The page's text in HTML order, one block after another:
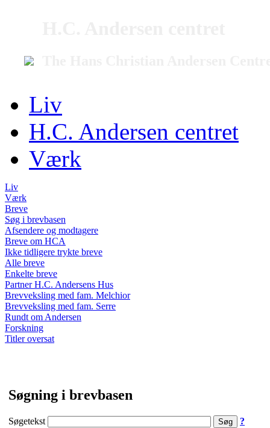
Liv
H.C. Andersen centret
Værk
Liv
Værk
Breve
Søg i brevbasen
Afsendere og modtagere
Breve om HCA
Ikke tidligere trykte breve
Alle breve
Enkelte breve
Partner H.C. Andersens Hus
Brevveksling med fam. Melchior
Brevveksling med fam. Serre
Rundt om Andersen
Forskning
Titler oversat
Søgning i brevbasen
Søgetekst ?